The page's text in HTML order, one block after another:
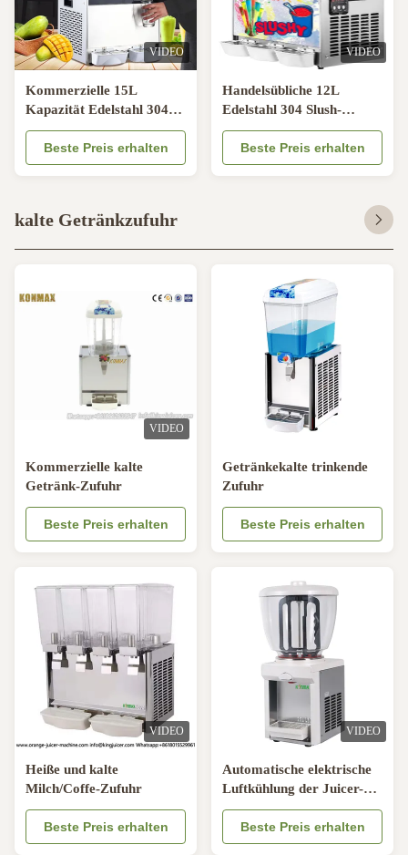
VIDEO
Kommerzielle 15L
Kapazität Edelstahl 304
Schleimmaschine mit
600W Kaltstrom für
Tiefkühlcocktails
Beste Preis erhalten
VIDEO
Handelsübliche 12L
Edelstahl 304 Slush-
Maschine mit 600W
Kaltstrom für Granita und
Tiefkühlgetränke
Beste Preis erhalten
kalte Getränkzufuhr
VIDEO
Kommerzielle kalte
Getränk-Zufuhr
Beste Preis erhalten
Getränkekalte trinkende
Zufuhr
Beste Preis erhalten
VIDEO
Heiße und kalte
Milch/Coffe-Zufuhr
Beste Preis erhalten
VIDEO
Automatische elektrische
Luftkühlung der Juicer-
Getränke-Automaten-
Maschinen-800W
Beste Preis erhalten